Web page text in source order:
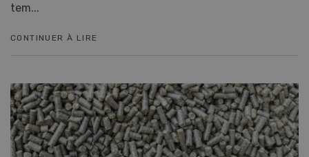
tem...
CONTINUER À LIRE